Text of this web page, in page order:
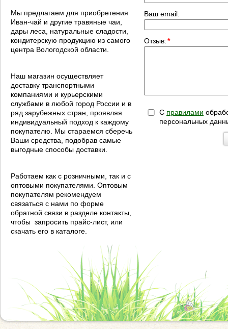
Мы предлагаем для приобретения
Иван-чай и другие травяные чаи,
дары леса, натуральные сладости,
кондитерскую продукцию из самого
центра Вологодской области.
Наш магазин осуществляет
доставку транспортными
компаниями и курьерскими
службами в любой город России и в
ряд зарубежных стран, проявляя
индивидуальный подход к каждому
покупателю. Мы стараемся сберечь
Ваши средства, подобрав самые
выгодные способы доставки.
Работаем как с розничными, так и с
оптовыми покупателями. Оптовым
покупателям рекомендуем
связаться с нами по форме
обратной связи в разделе контакты,
чтобы запросить прайс-лист, или
скачать его в каталоге.
Ваш email:
Отзыв:*
С правилами
персональных